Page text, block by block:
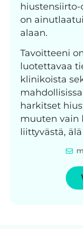
on
alaan.
Tavoitteeni
luotettavaa
klinikoista
harkitset
muuten vain
liittyvästä,